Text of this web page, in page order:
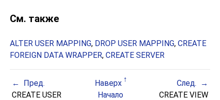
См. также
ALTER USER MAPPING, DROP USER MAPPING, CREATE
FOREIGN DATA WRAPPER, CREATE SERVER
Пред. Наверх
След.
CREATE USER
Начало
CREATE VIEW